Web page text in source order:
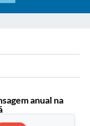
anual na